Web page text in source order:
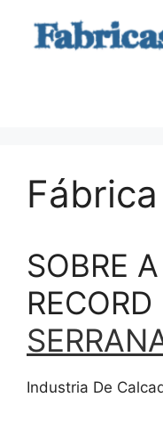
SOBRE A
RECORD
Industria De